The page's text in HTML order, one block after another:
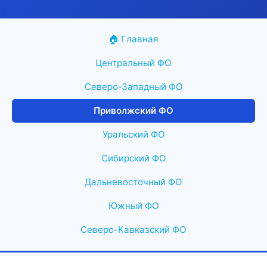
🏠 Главная
Центральный ФО
Северо-Западный ФО
Приволжский ФО
Уральский ФО
Сибирский ФО
Дальневосточный ФО
Южный ФО
Северо-Кавказский ФО